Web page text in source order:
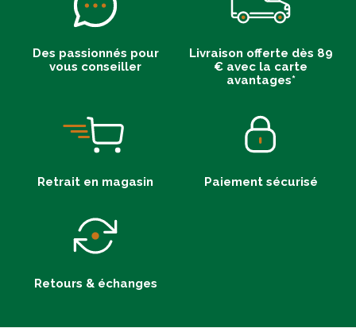
Des passionnés pour
vous conseiller
Livraison offerte dès 89
€ avec la carte
avantages*
Retrait en magasin Paiement sécurisé
Retours & échanges